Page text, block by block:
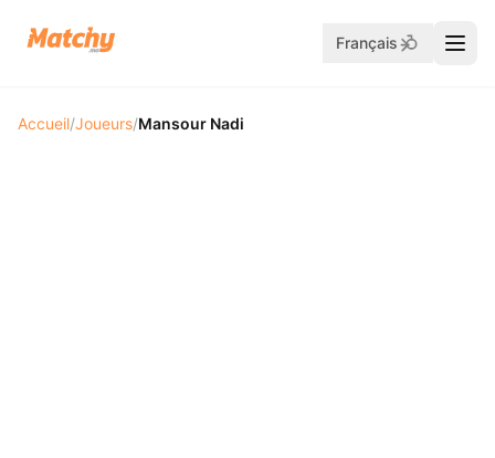
Français
Accueil/Joueurs/Mansour Nadi